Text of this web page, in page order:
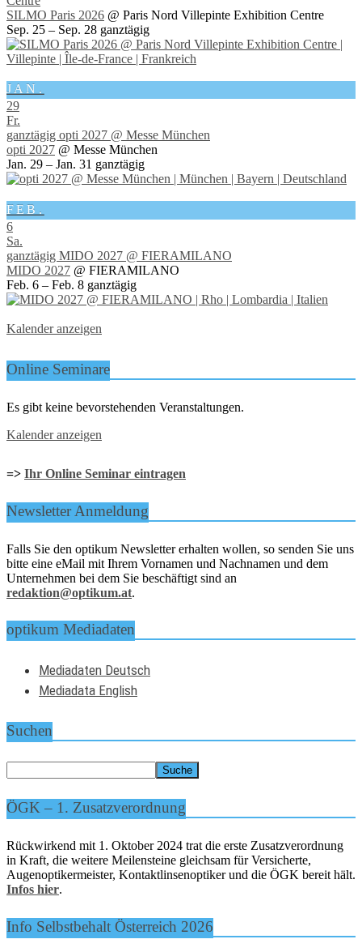
SILMO Paris 2026 @ Paris Nord Villepinte Exhibition Centre
Sep. 25 – Sep. 28 ganztägig
JAN.
29
Fr.
ganztägig opti 2027 @ Messe München
opti 2027 @ Messe München
Jan. 29 – Jan. 31 ganztägig
FEB.
6
Sa.
ganztägig MIDO 2027 @ FIERAMILANO
MIDO 2027 @ FIERAMILANO
Feb. 6 – Feb. 8 ganztägig
Kalender anzeigen
Online Seminare
Es gibt keine bevorstehenden Veranstaltungen.
Kalender anzeigen
=> Ihr Online Seminar eintragen
Newsletter Anmeldung
Falls Sie den optikum Newsletter erhalten wollen, so senden Sie uns
bitte eine eMail mit Ihrem Vornamen und Nachnamen und dem
Unternehmen bei dem Sie beschäftigt sind an
redaktion@optikum.at.
optikum Mediadaten
Mediadaten Deutsch
Mediadata English
Suchen
ÖGK – 1. Zusatzverordnung
Rückwirkend mit 1. Oktober 2024 trat die erste Zusatzverordnung
in Kraft, die weitere Meilensteine gleichsam für Versicherte,
Augenoptikermeister, Kontaktlinsenoptiker und die ÖGK bereit hält.
Infos hier.
Info Selbstbehalt Österreich 2026